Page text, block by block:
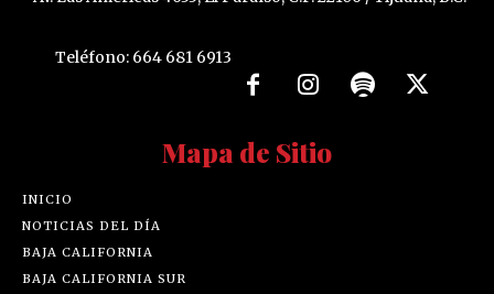
Teléfono: 664 681 6913
Mapa de Sitio
INICIO
NOTICIAS DEL DÍA
BAJA CALIFORNIA
BAJA CALIFORNIA SUR